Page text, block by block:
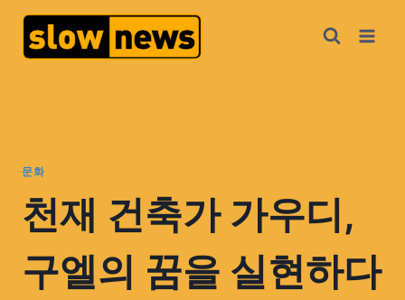
문화
천재 건축가 가우디,
구엘의 꿈을 실현하다